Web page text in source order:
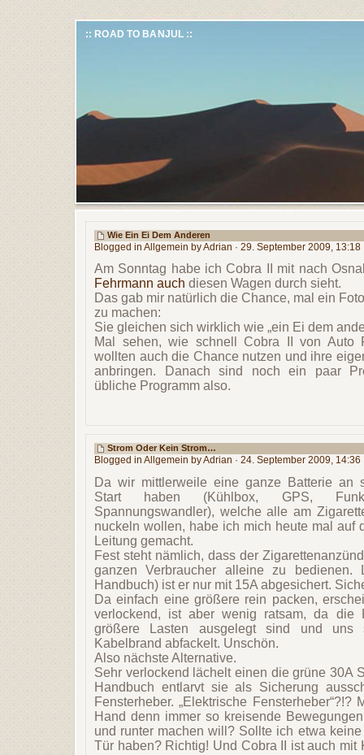
:: ROAD TO BANJUL ::
Wie Ein Ei Dem Anderen
Blogged in Allgemein by Adrian · 29. September 2009, 13:18
Am Sonntag habe ich Cobra II mit nach
Fehrmann auch diesen Wagen durch sieht.
Das gab mir natürlich die Chance, mal ein
zu machen:
Sie gleichen sich wirklich wie „ein Ei dem
Mal sehen, wie schnell Cobra II von Auto
wollten auch die Chance nutzen und ihre
anbringen. Danach sind noch ein paar
übliche Programm also.
Strom Oder Kein Strom…
Blogged in Allgemein by Adrian · 24. September 2009, 14:36
Da wir mittlerweile eine ganze Batterie an
Start haben (Kühlbox, GPS,
Spannungswandler), welche alle am
nuckeln wollen, habe ich mich heute mal auf
Leitung gemacht.
Fest steht nämlich, dass der
ganzen Verbraucher alleine zu bedienen.
Handbuch) ist er nur mit 15A abgesichert.
Da einfach eine größere rein packen,
verlockend, ist aber wenig ratsam, da die
größere Lasten ausgelegt sind und
Kabelbrand abfackelt. Unschön.
Also nächste Alternative.
Sehr verlockend lächelt einen die grüne 30A
Handbuch entlarvt sie als Sicherung
Fensterheber. „Elektrische Fensterheber“?!?
Hand denn immer so kreisende
und runter machen will? Sollte ich etwa
Tür haben? Richtig! Und Cobra II ist auch mit